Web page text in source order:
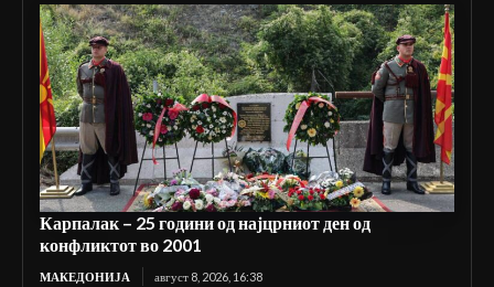
Карпалак – 25 години од најцрниот ден од
конфликтот во 2001
МАКЕДОНИЈА август 8, 2026, 16:38